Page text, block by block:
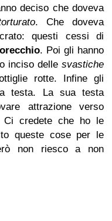
deciso che doveva
. Che doveva
questi cessi di
orecchio. Poi gli hanno
inciso delle svastiche
rotte. Infine gli
testa. La sua testa
attrazione verso
Ci credete che ho le
queste cose per le
non riesco a non